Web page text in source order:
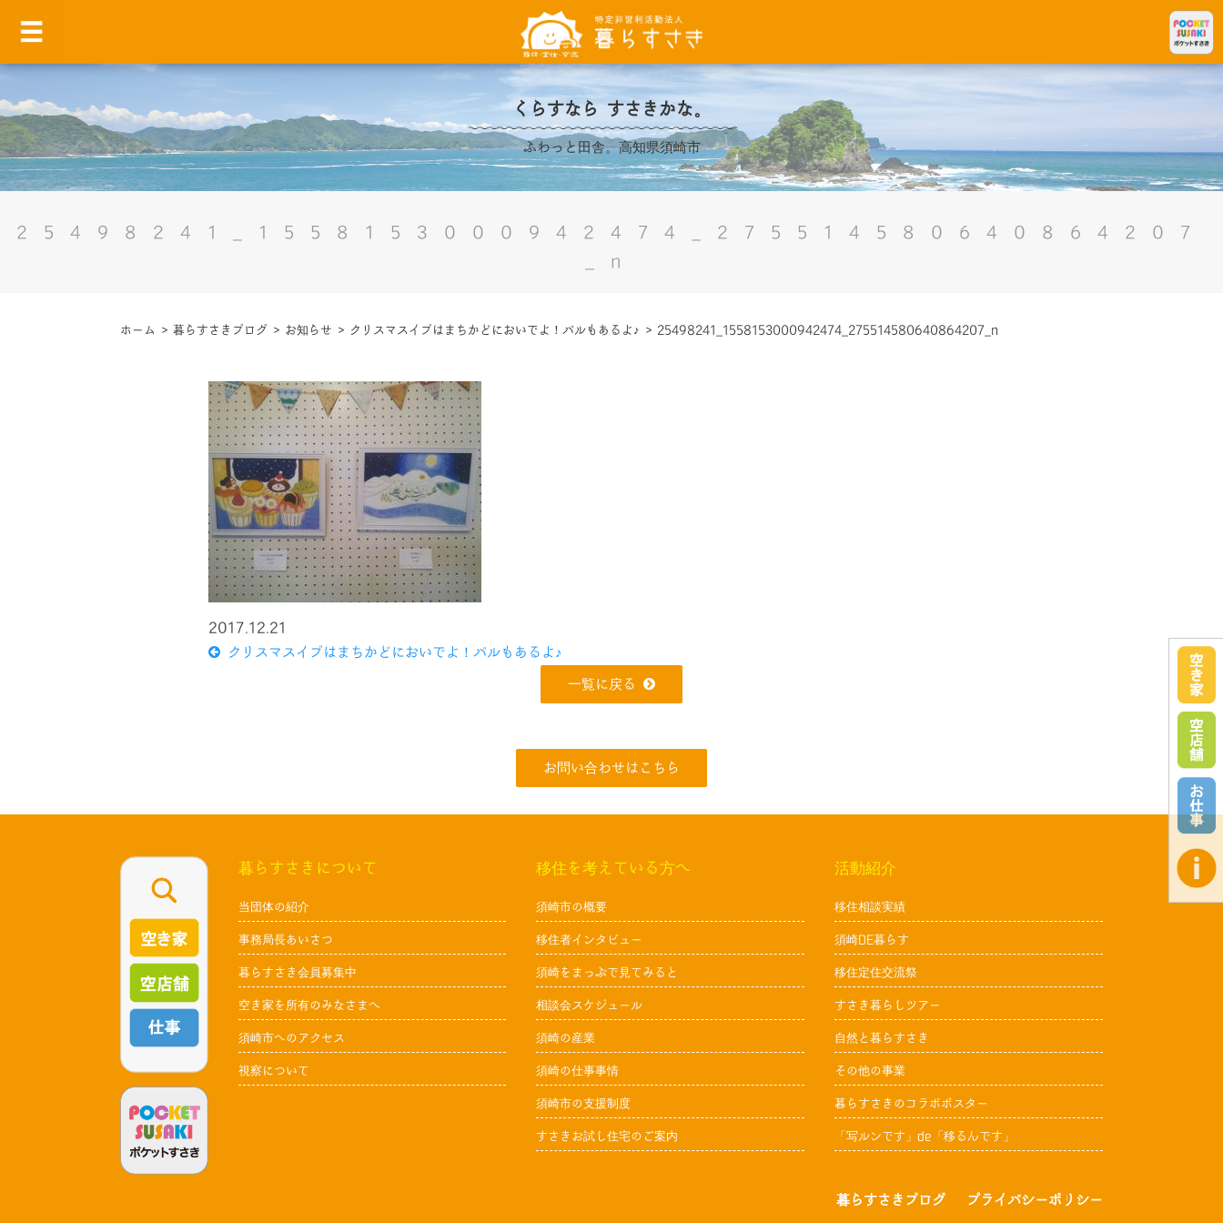
くらすなら すさきかな。
ふわっと田舎。高知県須崎市
25498241_1558153000942474_275514580640864207
_n
ホーム > 暮らすさきブログ > お知らせ > クリスマスイブはまちかどにおいでよ！バルもあるよ♪ > 25498241_1558153000942474_275514580640864207_n
2017.12.21
クリスマスイブはまちかどにおいでよ！バルもあるよ♪
一覧に戻る
お問い合わせはこちら
暮らすさきについて
当団体の紹介
事務局長あいさつ
暮らすさき会員募集中
空き家を所有のみなさまへ
須崎市へのアクセス
視察について
移住を考えている方へ
須崎市の概要
移住者インタビュー
須崎をまっぷで見てみると
相談会スケジュール
須崎の産業
須崎の仕事事情
須崎市の支援制度
すさきお試し住宅のご案内
活動紹介
移住相談実績
須崎DE暮らす
移住定住交流祭
すさき暮らしツアー
自然と暮らすさき
その他の事業
暮らすさきのコラボポスター
「写ルンです」de「移るんです」
暮らすさきブログ プライバシーポリシー